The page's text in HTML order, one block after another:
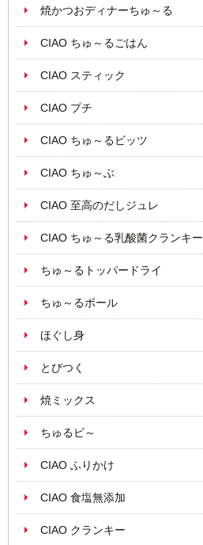
焼かつおディナーちゅ～る
CIAO ちゅ～るごはん
CIAO スティック
CIAO プチ
CIAO ちゅ～るビッツ
CIAO ちゅ～ぶ
CIAO 至高のだしジュレ
CIAO ちゅ～る乳酸菌クランキー
ちゅ～るトッパードライ
ちゅ～るボール
ほぐし身
とびつく
焼ミックス
ちゅるビ～
CIAO ふりかけ
CIAO 食塩無添加
CIAO クランキー